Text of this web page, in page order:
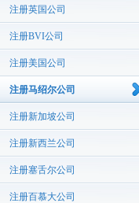
注册英国公司
注册BVI公司
注册美国公司
注册马绍尔公司
注册新加坡公司
注册新西兰公司
注册塞舌尔公司
注册百慕大公司